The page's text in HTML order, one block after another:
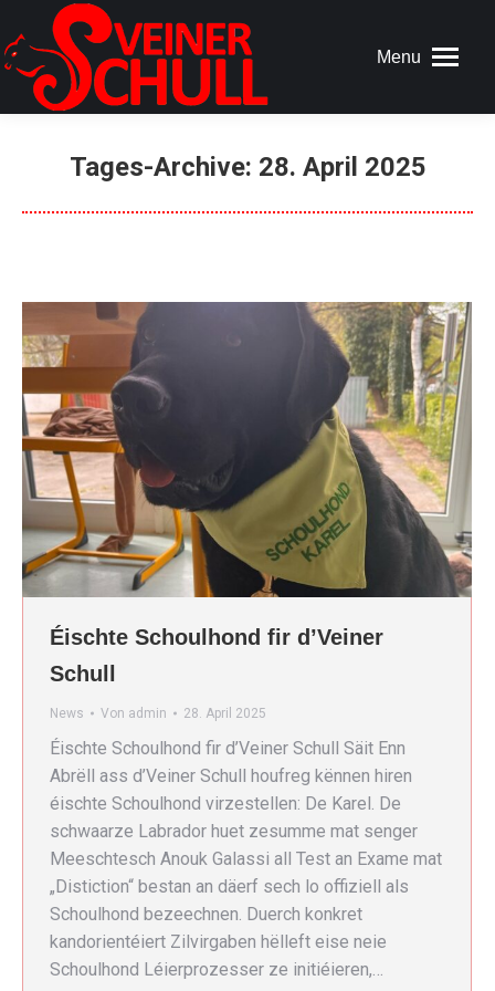
Menu
Tages-Archive: 28. April 2025
Éischte Schoulhond fir d’Veiner
Schull
News Von admin 28. April 2025
Éischte Schoulhond fir d’Veiner Schull Säit Enn
Abrëll ass d’Veiner Schull houfreg kënnen hiren
éischte Schoulhond virzestellen: De Karel. De
schwaarze Labrador huet zesumme mat senger
Meeschtesch Anouk Galassi all Test an Exame mat
„Distiction“ bestan an däerf sech lo offiziell als
Schoulhond bezeechnen. Duerch konkret
kandorientéiert Zilvirgaben hëlleft eise neie
Schoulhond Léierprozesser ze initiéieren,…